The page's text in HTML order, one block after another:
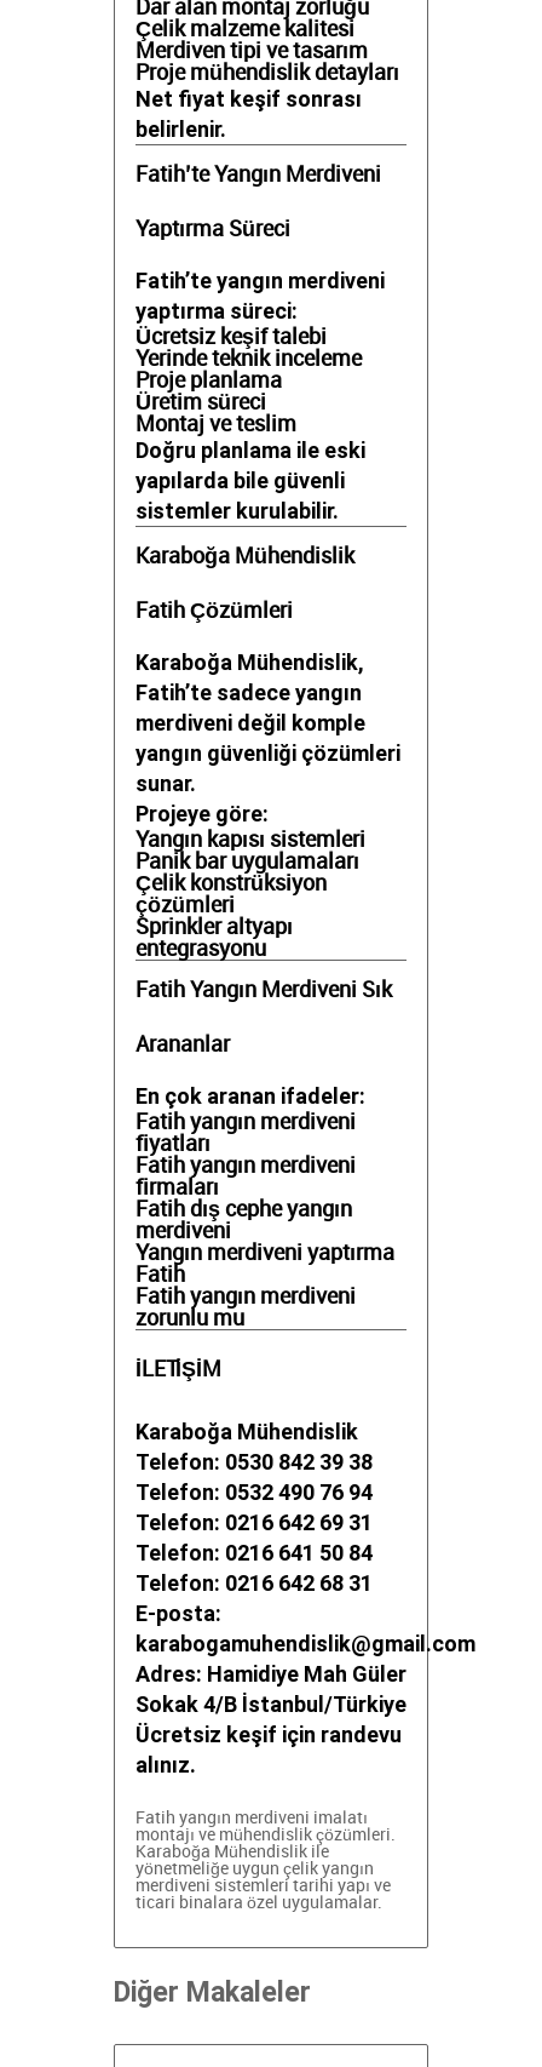
Dar alan montaj zorluğu
Çelik malzeme kalitesi
Merdiven tipi ve tasarım
Proje mühendislik detayları
Net fiyat keşif sonrası
belirlenir.
Fatih’te Yangın Merdiveni
Yaptırma Süreci
Fatih’te yangın merdiveni
yaptırma süreci:
Ücretsiz keşif talebi
Yerinde teknik inceleme
Proje planlama
Üretim süreci
Montaj ve teslim
Doğru planlama ile eski
yapılarda bile güvenli
sistemler kurulabilir.
Karaboğa Mühendislik
Fatih Çözümleri
Karaboğa Mühendislik,
Fatih’te sadece yangın
merdiveni değil komple
yangın güvenliği çözümleri
sunar.
Projeye göre:
Yangın kapısı sistemleri
Panik bar uygulamaları
Çelik konstrüksiyon
çözümleri
Sprinkler altyapı
entegrasyonu
Fatih Yangın Merdiveni Sık
Arananlar
En çok aranan ifadeler:
Fatih yangın merdiveni
fiyatları
Fatih yangın merdiveni
firmaları
Fatih dış cephe yangın
merdiveni
Yangın merdiveni yaptırma
Fatih
Fatih yangın merdiveni
zorunlu mu
İLETİŞİM
Karaboğa Mühendislik
Telefon: 0530 842 39 38
Telefon: 0532 490 76 94
Telefon: 0216 642 69 31
Telefon: 0216 641 50 84
Telefon: 0216 642 68 31
E-posta:
karabogamuhendislik@gmail.com
Adres: Hamidiye Mah Güler
Sokak 4/B İstanbul/Türkiye
Ücretsiz keşif için randevu
alınız.
Fatih yangın merdiveni imalatı
montajı ve mühendislik çözümleri.
Karaboğa Mühendislik ile
yönetmeliğe uygun çelik yangın
merdiveni sistemleri tarihi yapı ve
ticari binalara özel uygulamalar.
Diğer Makaleler